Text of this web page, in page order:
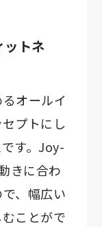
トネ
オールイ
プトにし
す。Joy-
きに合わ
、幅広い
ことがで